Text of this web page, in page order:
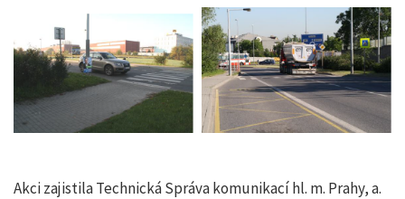
Akci zajistila Technická Správa komunikací hl. m. Prahy, a.